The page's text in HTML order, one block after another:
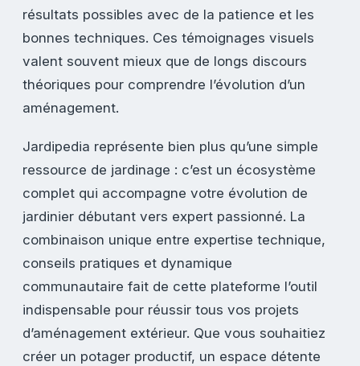
résultats possibles avec de la patience et les
bonnes techniques. Ces témoignages visuels
valent souvent mieux que de longs discours
théoriques pour comprendre l’évolution d’un
aménagement.
Jardipedia représente bien plus qu’une simple
ressource de jardinage : c’est un écosystème
complet qui accompagne votre évolution de
jardinier débutant vers expert passionné. La
combinaison unique entre expertise technique,
conseils pratiques et dynamique
communautaire fait de cette plateforme l’outil
indispensable pour réussir tous vos projets
d’aménagement extérieur. Que vous souhaitiez
créer un potager productif, un espace détente